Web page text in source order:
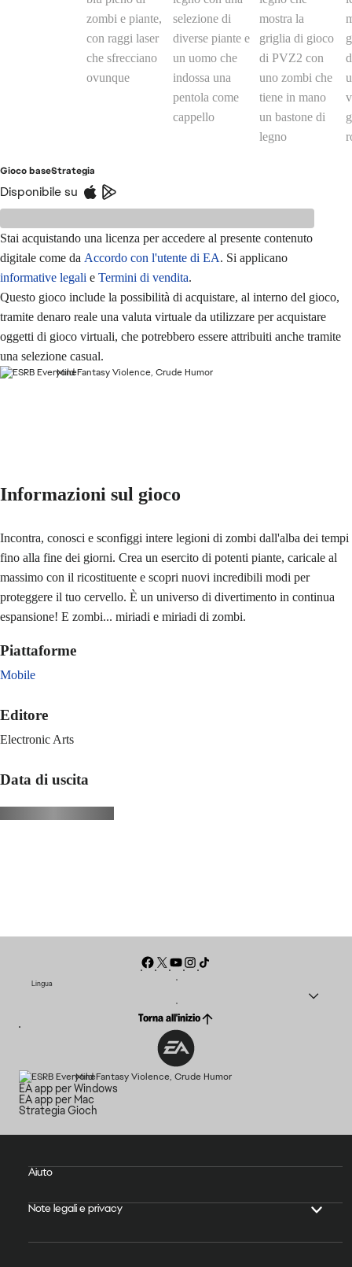
Gioco baseStrategia
Disponibile su
Stai acquistando una licenza per accedere al presente contenuto
digitale come da Accordo con l'utente di EA. Si applicano
informative legali e Termini di vendita.
Questo gioco include la possibilità di acquistare, al interno del gioco,
tramite denaro reale una valuta virtuale da utilizzare per acquistare
oggetti di gioco virtuali, che potrebbero essere attribuiti anche tramite
una selezione casual.
Mild Fantasy Violence, Crude Humor
Informazioni sul gioco
Incontra, conosci e sconfiggi intere legioni di zombi dall'alba dei tempi
fino alla fine dei giorni. Crea un esercito di potenti piante, caricale al
massimo con il ricostituente e scopri nuovi incredibili modi per
proteggere il tuo cervello. È un universo di divertimento in continua
espansione! E zombi... miriadi e miriadi di zombi.
Piattaforme
Mobile
Editore
Electronic Arts
Data di uscita
Lingua
Torna all'inizio
Mild Fantasy Violence, Crude Humor
EA app per Windows
EA app per Mac
Strategia Gioch
Aiuto
Note legali e privacy